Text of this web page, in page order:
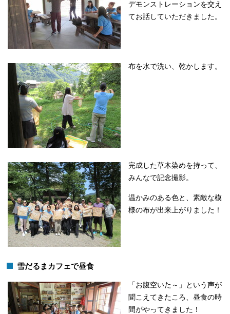
デモンストレーションを交え
てお話していただきました。
布を水で洗い、乾かします。
完成した草木染めを持って、
みんなで記念撮影。
温かみのある色と、素敵な模
様の布が出来上がりました！
雪だるまカフェで昼食
「お腹空いた～」という声が
聞こえてきたころ、昼食の時
間がやってきました！